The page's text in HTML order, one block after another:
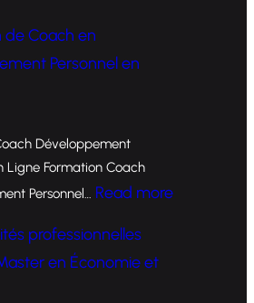
de Coach en
Personnel en
Développement
Ligne Formation Coach
Personnel… Read more:
professionnelles
en Économie et